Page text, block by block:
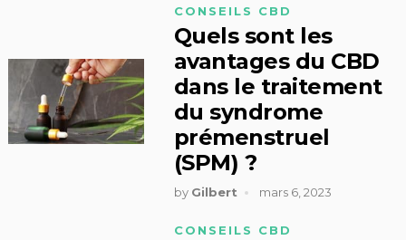
CONSEILS CBD
Quels sont les
avantages du CBD
dans le traitement
du syndrome
prémenstruel
(SPM) ?
by Gilbert mars 6, 2023
CONSEILS CBD